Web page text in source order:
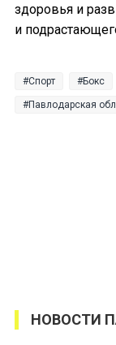
здоровья и
и
Спорт Бокс
Павлодарская
НОВОСТИ